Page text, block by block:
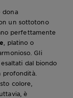
dona
un sottotono
perfettamente
, platino o
Gli
dal biondo
profondità.
colore,
è